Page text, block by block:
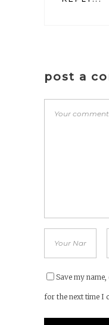
post a
Save my
for the next time I